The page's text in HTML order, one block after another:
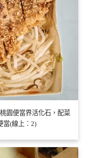
園便當界活化石，配菜
當(線上：2)